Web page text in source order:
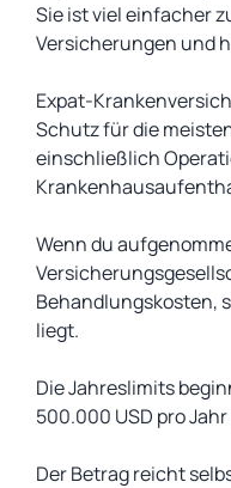
Sie ist viel einfacher
Versicherungen und
Expat-
Schutz für die
einschließlich
Wenn du
Behandlungskosten,
liegt.
Die Jahreslimits
500.000 USD pro
Der Betrag reicht